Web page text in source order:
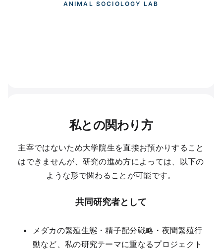
ANIMAL SOCIOLOGY LAB
私との関わり方
主宰ではないため大学院生を直接お預かりすること
はできませんが、研究の進め方によっては、以下の
ような形で関わることが可能です。
共同研究者として
メダカの繁殖生態・精子配分戦略・夜間繁殖行
動など、私の研究テーマに重なるプロジェクト